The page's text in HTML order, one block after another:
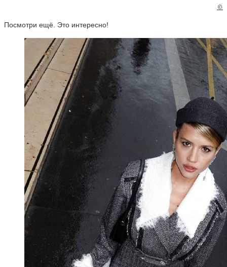
©
Посмотри ещё. Это интересно!